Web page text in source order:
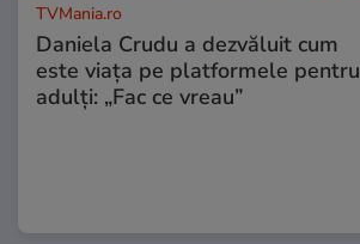
TVMania.ro
Daniela Crudu a dezvăluit cum
este viața pe platformele pentru
adulți: „Fac ce vreau”